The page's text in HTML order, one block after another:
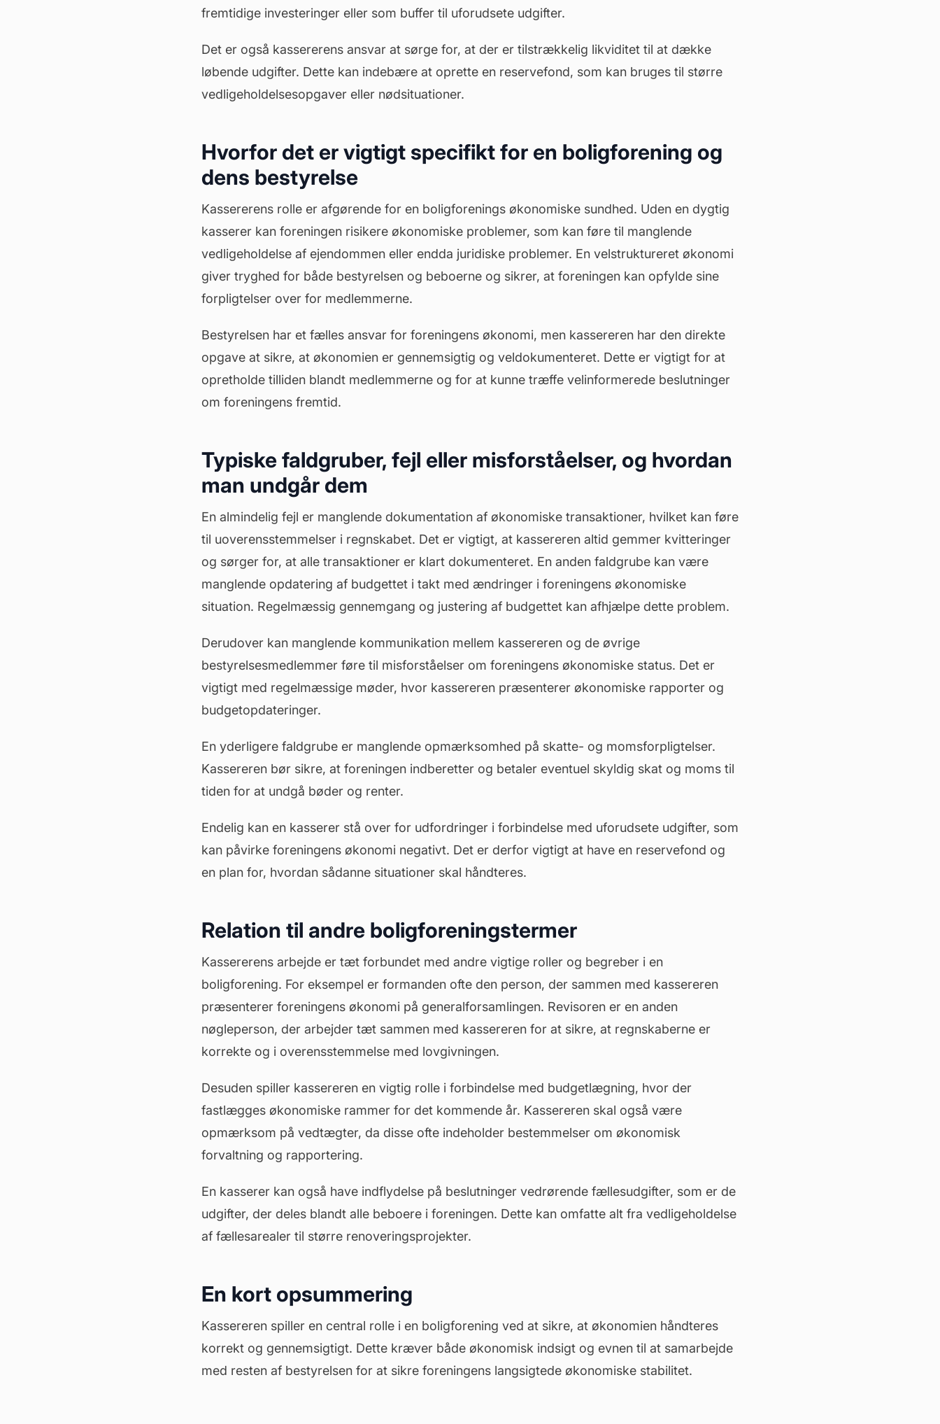
fremtidige investeringer eller som buffer til uforudsete udgifter.
Det er også kassererens ansvar at sørge for, at der er tilstrækkelig likviditet til at dække
løbende udgifter. Dette kan indebære at oprette en reservefond, som kan bruges til større
vedligeholdelsesopgaver eller nødsituationer.
Hvorfor det er vigtigt specifikt for en boligforening og
dens bestyrelse
Kassererens rolle er afgørende for en boligforenings økonomiske sundhed. Uden en dygtig
kasserer kan foreningen risikere økonomiske problemer, som kan føre til manglende
vedligeholdelse af ejendommen eller endda juridiske problemer. En velstruktureret økonomi
giver tryghed for både bestyrelsen og beboerne og sikrer, at foreningen kan opfylde sine
forpligtelser over for medlemmerne.
Bestyrelsen har et fælles ansvar for foreningens økonomi, men kassereren har den direkte
opgave at sikre, at økonomien er gennemsigtig og veldokumenteret. Dette er vigtigt for at
opretholde tilliden blandt medlemmerne og for at kunne træffe velinformerede beslutninger
om foreningens fremtid.
Typiske faldgruber, fejl eller misforståelser, og hvordan
man undgår dem
En almindelig fejl er manglende dokumentation af økonomiske transaktioner, hvilket kan føre
til uoverensstemmelser i regnskabet. Det er vigtigt, at kassereren altid gemmer kvitteringer
og sørger for, at alle transaktioner er klart dokumenteret. En anden faldgrube kan være
manglende opdatering af budgettet i takt med ændringer i foreningens økonomiske
situation. Regelmæssig gennemgang og justering af budgettet kan afhjælpe dette problem.
Derudover kan manglende kommunikation mellem kassereren og de øvrige
bestyrelsesmedlemmer føre til misforståelser om foreningens økonomiske status. Det er
vigtigt med regelmæssige møder, hvor kassereren præsenterer økonomiske rapporter og
budgetopdateringer.
En yderligere faldgrube er manglende opmærksomhed på skatte- og momsforpligtelser.
Kassereren bør sikre, at foreningen indberetter og betaler eventuel skyldig skat og moms til
tiden for at undgå bøder og renter.
Endelig kan en kasserer stå over for udfordringer i forbindelse med uforudsete udgifter, som
kan påvirke foreningens økonomi negativt. Det er derfor vigtigt at have en reservefond og
en plan for, hvordan sådanne situationer skal håndteres.
Relation til andre boligforeningstermer
Kassererens arbejde er tæt forbundet med andre vigtige roller og begreber i en
boligforening. For eksempel er formanden ofte den person, der sammen med kassereren
præsenterer foreningens økonomi på generalforsamlingen. Revisoren er en anden
nøgleperson, der arbejder tæt sammen med kassereren for at sikre, at regnskaberne er
korrekte og i overensstemmelse med lovgivningen.
Desuden spiller kassereren en vigtig rolle i forbindelse med budgetlægning, hvor der
fastlægges økonomiske rammer for det kommende år. Kassereren skal også være
opmærksom på vedtægter, da disse ofte indeholder bestemmelser om økonomisk
forvaltning og rapportering.
En kasserer kan også have indflydelse på beslutninger vedrørende fællesudgifter, som er de
udgifter, der deles blandt alle beboere i foreningen. Dette kan omfatte alt fra vedligeholdelse
af fællesarealer til større renoveringsprojekter.
En kort opsummering
Kassereren spiller en central rolle i en boligforening ved at sikre, at økonomien håndteres
korrekt og gennemsigtigt. Dette kræver både økonomisk indsigt og evnen til at samarbejde
med resten af bestyrelsen for at sikre foreningens langsigtede økonomiske stabilitet.